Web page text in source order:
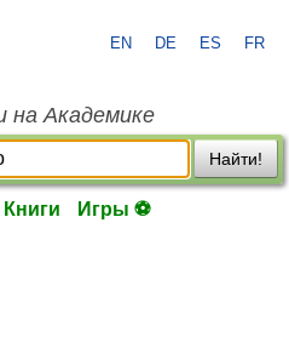
EN DE ES FR
на Академике
Найти!
Книги Игры ⚽